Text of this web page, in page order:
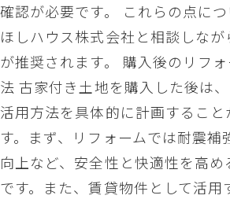
確認が必要です。 これらの点に
ほしハウス株式会社と相談しなが
が推奨されます。 購入後のリフ
法 古家付き土地を購入した後は
活用方法を具体的に計画すること
す。まず、リフォームでは耐震補
向上など、安全性と快適性を高め
です。また、賃貸物件として活用